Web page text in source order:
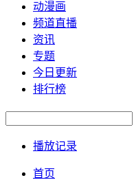
动漫画
频道直播
资讯
专题
今日更新
排行榜
播放记录
首页